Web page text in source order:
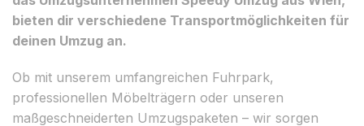
bieten dir verschiedene Transportmöglichkeiten für
deinen Umzug an.
Ob mit unserem umfangreichen Fuhrpark,
professionellen Möbelträgern oder unseren
maßgeschneiderten Umzugspaketen – wir sorgen